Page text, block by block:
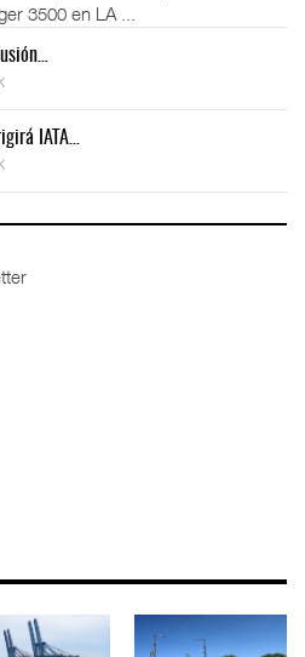
3500 en LA ...
IATA…